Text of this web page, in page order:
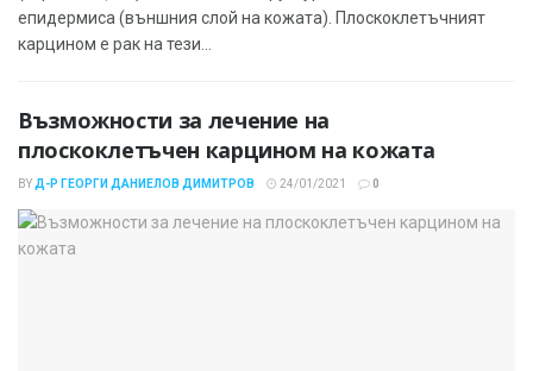
епидермиса (външния слой на кожата). Плоскоклетъчният
карцином е рак на тези...
Възможности за лечение на
плоскоклетъчен карцином на кожата
BY Д-Р ГЕОРГИ ДАНИЕЛОВ ДИМИТРОВ 24/01/2021 0